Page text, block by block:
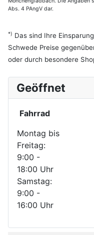
Abs. 4 PAngV dar.
*) Das sind Ihre
Schwede Preise
oder durch besondere
Geöffnet
Fahrrad
Montag bis
Freitag:
9:00 -
18:00 Uhr
Samstag:
9:00 -
16:00 Uhr